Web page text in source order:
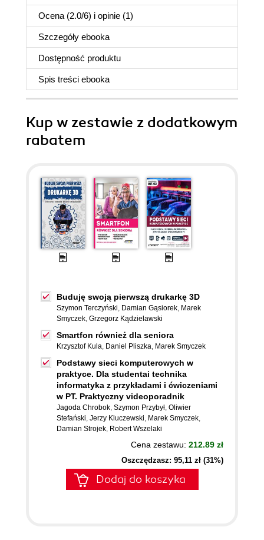
Ocena (2.0/6) i opinie (1)
Szczegóły ebooka
Dostępność produktu
Spis treści ebooka
Kup w zestawie z dodatkowym
rabatem
Buduję swoją pierwszą drukarkę 3D
Szymon Terczyński, Damian Gąsiorek, Marek
Smyczek, Grzegorz Kądzielawski
Smartfon również dla seniora
Krzysztof Kula, Daniel Pliszka, Marek Smyczek
Podstawy sieci komputerowych w
praktyce. Dla studentai technika
informatyka z przykładami i ćwiczeniami
w PT. Praktyczny videoporadnik
Jagoda Chrobok, Szymon Przybył, Oliwier
Stefański, Jerzy Kluczewski, Marek Smyczek,
Damian Strojek, Robert Wszelaki
Cena zestawu: 212.89 zł
Oszczędzasz: 95,11 zł (31%)
Dodaj do koszyka